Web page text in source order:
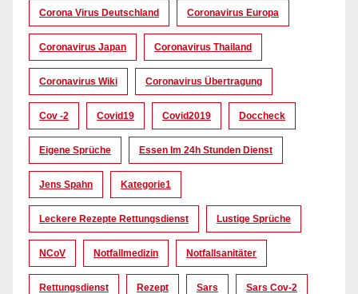
Corona Virus Deutschland Coronavirus Europa
Coronavirus Japan Coronavirus Thailand
Coronavirus Wiki Coronavirus Übertragung
Cov -2 Covid19 Covid2019 Doccheck
Eigene Sprüche Essen Im 24h Stunden Dienst
Jens Spahn Kategorie1
Leckere Rezepte Rettungsdienst Lustige Sprüche
NCoV Notfallmedizin Notfallsanitäter
Rettungsdienst Rezept Sars Sars Cov-2